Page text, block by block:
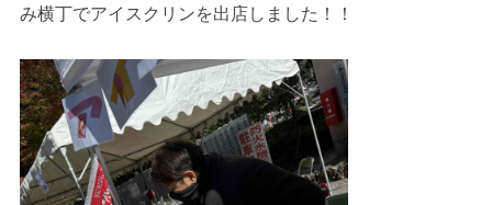
み横丁でアイスクリンを出店しました！！